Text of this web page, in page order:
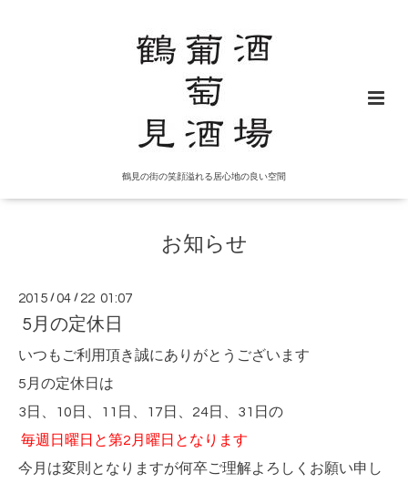
鶴見の街の笑顔溢れる居心地の良い空間
お知らせ
2015 /04 / 22 01:07
5月の定休日
いつもご利用頂き誠にありがとうございます
5月の定休日は
3日、10日、11日、17日、24日、31日の
毎週日曜日と第2月曜日となります
今月は変則となりますが何卒ご理解よろしくお願い申し